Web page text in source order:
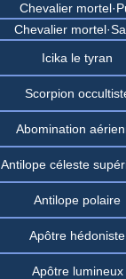
Chevalier
Chevalier
Icika le tyran
Scorpion
Abomination
Antilope céleste
Antilope polaire
Apôtre hédoniste
Apôtre lumineux